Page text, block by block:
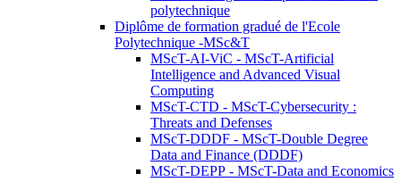
polytechnique
Diplôme de formation gradué de l'Ecole
Polytechnique -MSc&T
MScT-AI-ViC - MScT-Artificial
Intelligence and Advanced Visual
Computing
MScT-CTD - MScT-Cybersecurity :
Threats and Defenses
MScT-DDDF - MScT-Double Degree
Data and Finance (DDDF)
MScT-DEPP - MScT-Data and Economics